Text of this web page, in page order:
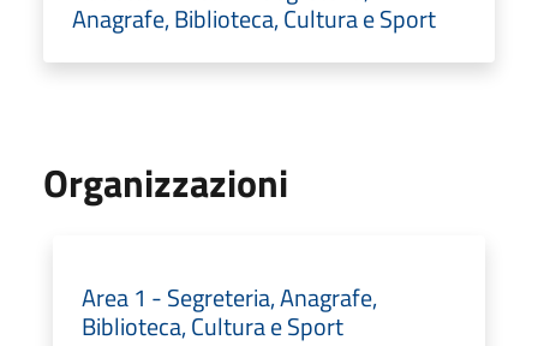
Anagrafe, Biblioteca, Cultura e Sport
Organizzazioni
Area 1 - Segreteria, Anagrafe,
Biblioteca, Cultura e Sport